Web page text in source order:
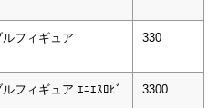
フィギュア
330
フィギュア ｴﾆｴｽﾛﾋﾞ
3300